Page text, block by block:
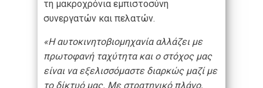
τη μακροχρόνια εμπιστοσύνη
συνεργατών και πελατών.
«Η αυτοκινητοβιομηχανία αλλάζει με
πρωτοφανή ταχύτητα και ο στόχος μας
είναι να εξελισσόμαστε διαρκώς μαζί με
το δίκτυό μας. Με στρατηγικό πλάνο,